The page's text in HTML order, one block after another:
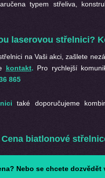
typem střeliva,
laserovou střelnici?
na Vaši akci, zašlete
kontakt. Pro rychlejší
865
také doporučujeme
Cena biatlonové
Nebo se chcete dozvědět